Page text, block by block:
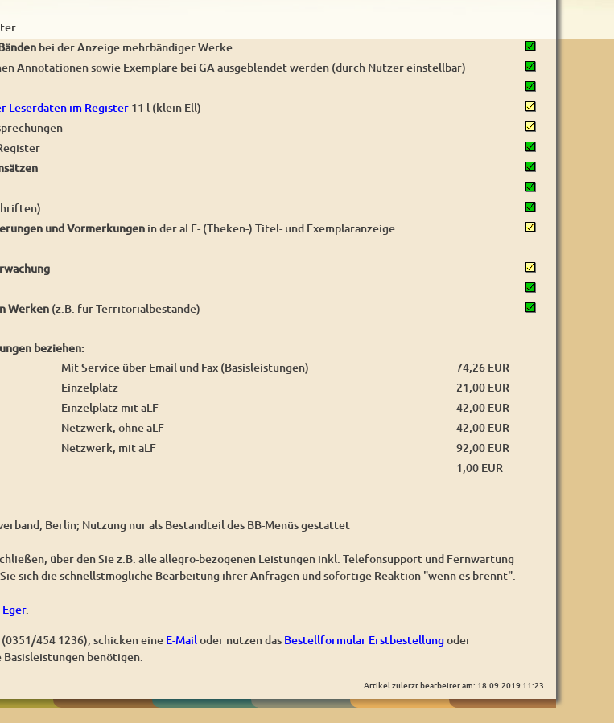
bei der Anzeige mehrbändiger Werke
Annotationen sowie Exemplare bei GA ausgeblendet werden (durch Nutzer einstellbar)
Leserdaten im Register 11 l (klein Ell)
und Vormerkungen in der aLF- (Theken-) Titel- und Exemplaranzeige
Werken (z.B. für Territorialbestände)
beziehen:
Mit Service über Email und Fax (Basisleistungen)
74,26 EUR
Einzelplatz
21,00 EUR
Einzelplatz mit aLF
42,00 EUR
Netzwerk, ohne aLF
42,00 EUR
Netzwerk, mit aLF
92,00 EUR
1,00 EUR
Berlin; Nutzung nur als Bestandteil des BB-Menüs gestattet
über den Sie z.B. alle allegro-bezogenen Leistungen inkl. Telefonsupport und Fernwartung
sich die schnellstmögliche Bearbeitung ihrer Anfragen und sofortige Reaktion "wenn es brennt".
.
454 1236), schicken eine E-Mailoder nutzen das Bestellformular Erstbestellungoder
Basisleistungen benötigen.
Artikel zuletzt bearbeitet am: 18.09.2019 11:23